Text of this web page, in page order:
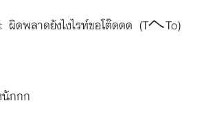
ผิดพลาดยังไงไรท์ขอโต๊ดดด (TヘTo)
นักกก